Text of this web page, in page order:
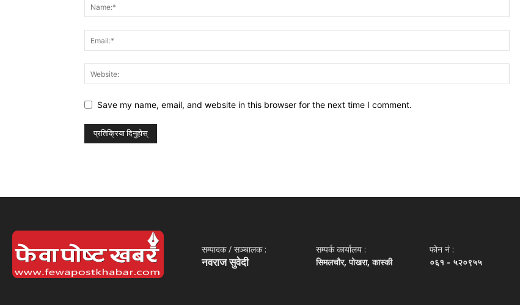
Save my name, email, and website in this browser for the next time I comment.
सम्पादक / सञ्‍चालक :
नवराज सुवेदी
सम्पर्क कार्यालय :
सिमलचौर, पोखरा, कास्की
फोन नं‌ :
०६१ - ५२०९५५